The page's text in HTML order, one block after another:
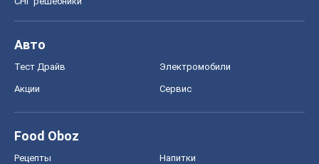
Авто
Тест Драйв Электромобили
Акции Сервис
Food Oboz
Рецепты Напитки